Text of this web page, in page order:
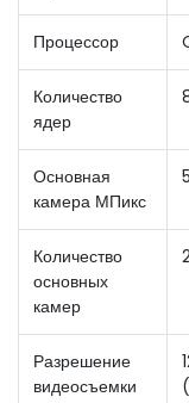
Процессор
Количество
ядер
Основная
камера МПикс
Количество
основных
камер
Разрешение
видеосъемки